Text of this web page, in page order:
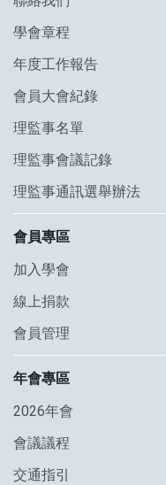
學會章程
年度工作報告
會員大會紀錄
理監事名單
理監事會議記錄
理監事通訊選舉辦法
會員專區
加入學會
線上捐款
會員管理
年會專區
2026年會
會議議程
交通指引